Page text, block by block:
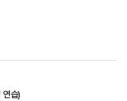
연습)